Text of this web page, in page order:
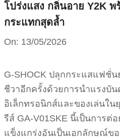
โปร่งแสง กลิ่นอาย Y2K
กระแทกสุดล้ำ
On: 13/05/2026
G-SHOCK ปลุกกระแสแฟชั่
ชีวาอีกครั้งด้วยการนำแรงบั
อิเล็กทรอนิกส์และของเล่นใ
รีส์ GA-V01SKE นี้เป็นการต่
แข็งแกร่งอันเป็นเอกลักษณ์ข